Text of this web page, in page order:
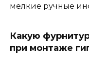
мелкие ручные
Какую
при монтаже